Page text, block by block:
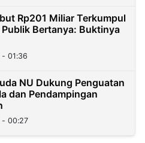
Rp201 Miliar Terkumpul
Bertanya: Buktinya
01:36
NU Dukung Penguatan
dan Pendampingan
00:27